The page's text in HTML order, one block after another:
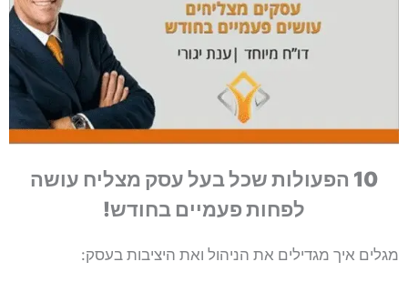
10 הפעולות שכל בעל עסק מצליח עושה
לפחות פעמיים בחודש!
מגלים איך מגדילים את הניהול ואת היציבות בעסק: